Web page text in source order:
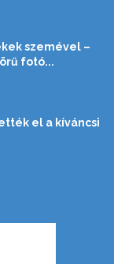
szemével –
fotó...
el a kíváncsi